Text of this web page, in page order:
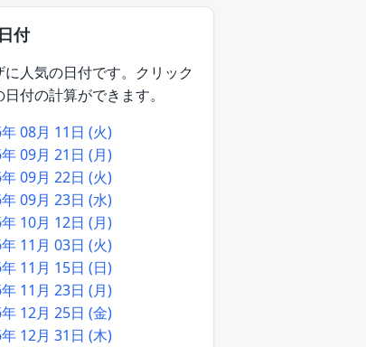
付
人気の日付です。クリック
付の計算ができます。
08月 11日 (火)
09月 21日 (月)
09月 22日 (火)
09月 23日 (水)
10月 12日 (月)
11月 03日 (火)
11月 15日 (日)
11月 23日 (月)
12月 25日 (金)
12月 31日 (木)